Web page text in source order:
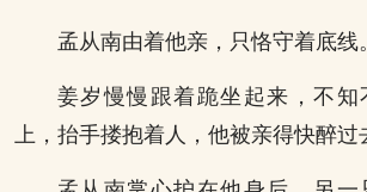
孟从南由着他亲，只恪守着底线。
姜岁慢慢跟着跪坐起来，不知
上，抬手搂抱着人，他被亲得快醉过